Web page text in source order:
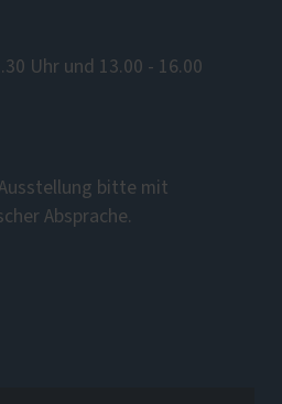
Uhr und 13.00 - 16.00
bitte mit
Absprache.